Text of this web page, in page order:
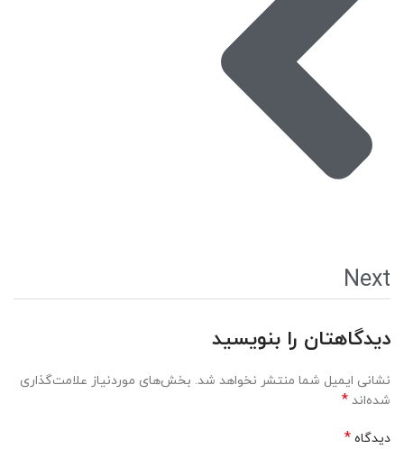
Next
دیدگاهتان را بنویسید
نشانی ایمیل شما منتشر نخواهد شد. بخش‌های موردنیاز علامت‌گذاری
شده‌اند *
دیدگاه *